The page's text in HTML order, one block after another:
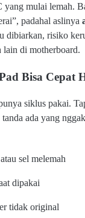
yang mulai lemah.
padahal aslinya
dibiarkan, risiko
lain di motherboard.
Bisa Cepat
siklus pakai.
ada yang
sel melemah
dipakai
tidak original